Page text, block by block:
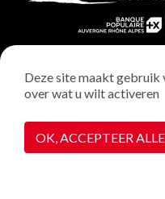
Wettelijke vermeldingen
Privacybeleid
Realisatie : StudioJuillet
Cookiebeheer
Deze site maakt gebruik
over wat u wilt activeren
OK, ACCEPTEER ALLE